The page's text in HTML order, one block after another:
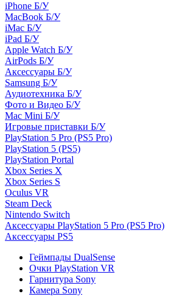
iPhone Б/У
MacBook Б/У
iMac Б/У
iPad Б/У
Apple Watch Б/У
AirPods Б/У
Аксессуары Б/У
Samsung Б/У
Аудиотехника Б/У
Фото и Видео Б/У
Mac Mini Б/У
Игровые приставки Б/У
PlayStation 5 Pro (PS5 Pro)
PlayStation 5 (PS5)
PlayStation Portal
Xbox Series X
Xbox Series S
Oculus VR
Steam Deck
Nintendo Switch
Аксессуары PlayStation 5 Pro (PS5 Pro)
Аксессуары PS5
Геймпады DualSense
Очки PlayStation VR
Гарнитура Sony
Камера Sony